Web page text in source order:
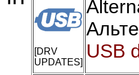
[DRV
UPDATES]
USB